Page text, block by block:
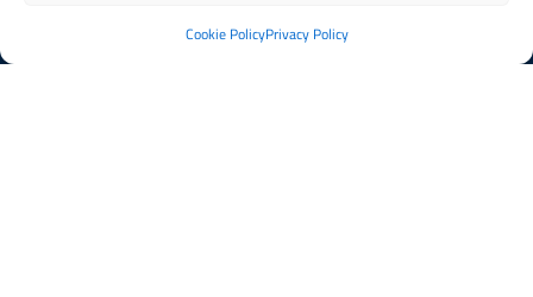
Cookie PolicyPrivacy Policy
Piazza del Municipio, 5, 50063 Figline e Incisa Valdarno FI